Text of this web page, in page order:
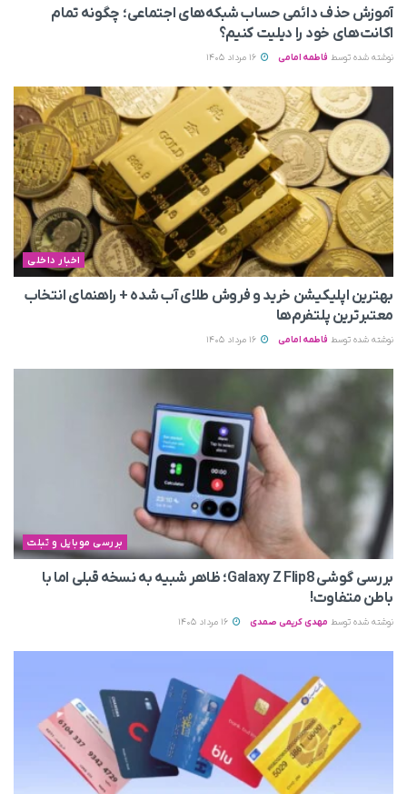
آموزش حذف دائمی حساب شبکه‌های اجتماعی؛ چگونه تمام
اکانت‌های خود را دیلیت کنیم؟
نوشته شده توسط فاطمه امامی
اخبار داخلی
بهترین اپلیکیشن خرید و فروش طلای آب شده + راهنمای انتخاب
معتبرترین پلتفرم‌ها
نوشته شده توسط فاطمه امامی
بررسی موبایل و تبلت
بررسی گوشی Galaxy Z Flip8؛ ظاهر شبیه به نسخه قبلی اما با
باطن متفاوت!
نوشته شده توسط مهدی کریمی صمدی